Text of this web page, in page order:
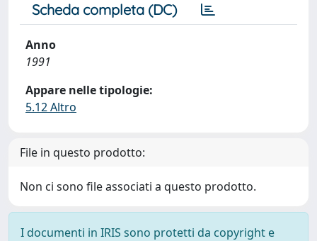
Scheda completa (DC)
Anno
1991
Appare nelle tipologie:
5.12 Altro
File in questo prodotto:
Non ci sono file associati a questo prodotto.
I documenti in IRIS sono protetti da copyright e